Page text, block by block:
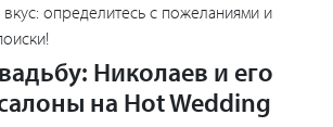
определитесь с пожеланиями и
Николаев и его
на Hot Wedding